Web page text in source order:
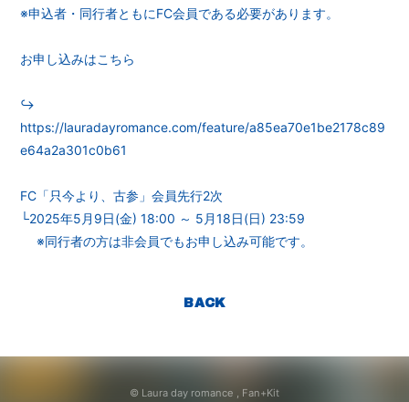
※申込者・同行者ともにFC会員である必要があります。
お申し込みはこちら
↪︎
https://lauradayromance.com/feature/a85ea70e1be2178c89
e64a2a301c0b61
FC「只今より、古参」会員先行2次
└2025年5月9日(金) 18:00 ～ 5月18日(日) 23:59
※同行者の方は非会員でもお申し込み可能です。
BACK
© Laura day romance , Fan+Kit